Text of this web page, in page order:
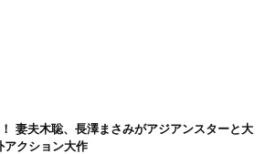
妻夫木聡、長澤まさみがアジアンスターと大
アクション大作